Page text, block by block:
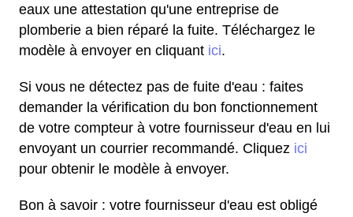
eaux une attestation qu'une entreprise de
plomberie a bien réparé la fuite. Téléchargez le
modèle à envoyer en cliquant ici.
Si vous ne détectez pas de fuite d'eau : faites
demander la vérification du bon fonctionnement
de votre compteur à votre fournisseur d'eau en lui
envoyant un courrier recommandé. Cliquez ici
pour obtenir le modèle à envoyer.
Bon à savoir : votre fournisseur d'eau est obligé